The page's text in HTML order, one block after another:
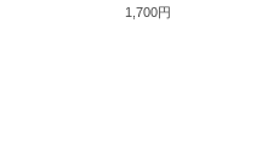
1,700円